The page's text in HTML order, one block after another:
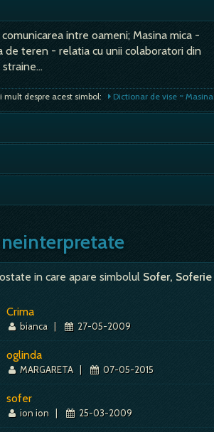
intre oameni; Masina mica -
de teren - relatia cu unii colaboratori din
straine…
mult despre acest simbol: Dictionar de vise ~ Masina
sanatate, de bunastare, de o casnicie
vei avea parte de nemultumire si de
ne comportam in situatii sociale sau
despre acest simbol: Dictionar de vise ~ Autoturism
in mod sigur, mai ales daca lanul are
mult despre acest simbol: Dictionar de vise ~ Porumb
in care apare simbolul Sofer, Soferie
Crima
bianca | 27-05-2009
oglinda
MARGARETA | 07-05-2015
sofer
ion ion | 25-03-2009